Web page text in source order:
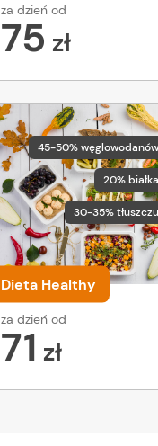
za dzień od
75 zł
45-50% węglowodanów
20% białka
30-35% tłuszczu
Dieta Healthy
za dzień od
71 zł